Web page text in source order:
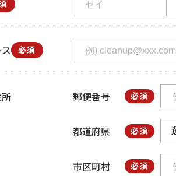
必須
郵便番号 必須
都道府県 必須
市区町村 必須